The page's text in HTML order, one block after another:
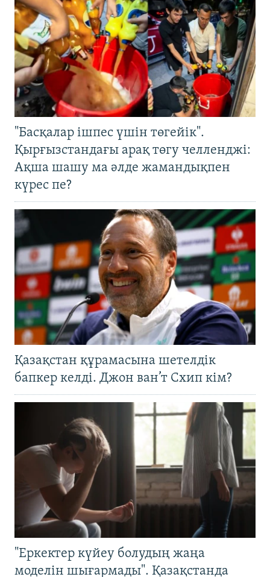
"Басқалар ішпес үшін төгейік".
Қырғызстандағы арақ төгу челленджі:
Ақша шашу ма әлде жамандықпен
күрес пе?
Қазақстан құрамасына шетелдік
бапкер келді. Джон ван’т Схип кім?
"Еркектер күйеу болудың жаңа
моделін шығармады". Қазақстанда